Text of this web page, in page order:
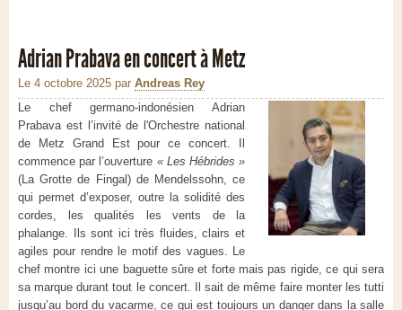
Adrian Prabava en concert à Metz
Le 4 octobre 2025 par Andreas Rey
Le chef germano-indonésien Adrian
Prabava est l’invité de l'Orchestre national
de Metz Grand Est pour ce concert. Il
commence par l’ouverture « Les Hébrides »
(La Grotte de Fingal) de Mendelssohn, ce
qui permet d’exposer, outre la solidité des
cordes, les qualités les vents de la
phalange. Ils sont ici très fluides, clairs et
agiles pour rendre le motif des vagues. Le
chef montre ici une baguette sûre et forte mais pas rigide, ce qui sera
sa marque durant tout le concert. Il sait de même faire monter les tutti
jusqu’au bord du vacarme, ce qui est toujours un danger dans la salle